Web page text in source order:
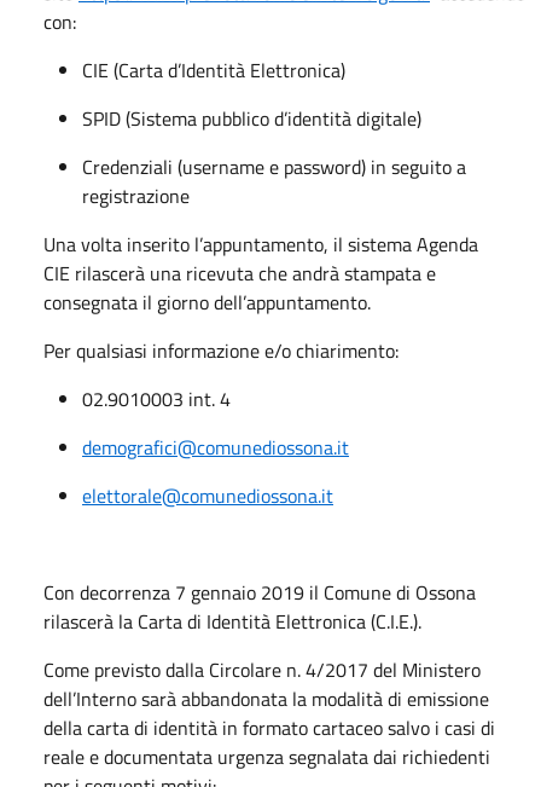
con:
CIE (Carta d’Identità Elettronica)
SPID (Sistema pubblico d’identità digitale)
Credenziali (username e password) in seguito a
registrazione
Una volta inserito l’appuntamento, il sistema Agenda
CIE rilascerà una ricevuta che andrà stampata e
consegnata il giorno dell’appuntamento.
Per qualsiasi informazione e/o chiarimento:
02.9010003 int. 4
demografici@comunediossona.it
elettorale@comunediossona.it
Con decorrenza 7 gennaio 2019 il Comune di Ossona
rilascerà la Carta di Identità Elettronica (C.I.E.).
Come previsto dalla Circolare n. 4/2017 del Ministero
dell’Interno sarà abbandonata la modalità di emissione
della carta di identità in formato cartaceo salvo i casi di
reale e documentata urgenza segnalata dai richiedenti